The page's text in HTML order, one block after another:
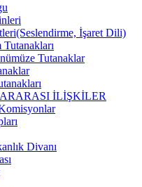
İşaret Dili)
Tutanaklar
İLİŞKİLER
Divanı